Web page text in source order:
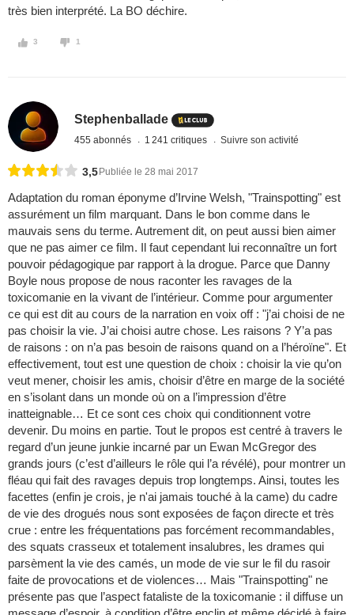
très bien interprété. La BO déchire.
3 1
Stephenballade
455 abonnés 1 241 critiques Suivre son activité
3,5 Publiée le 28 mai 2017
Adaptation du roman éponyme d’Irvine Welsh, "Trainspotting" est
assurément un film marquant. Dans le bon comme dans le
mauvais sens du terme. Autrement dit, on peut aussi bien aimer
que ne pas aimer ce film. Il faut cependant lui reconnaître un fort
pouvoir pédagogique par rapport à la drogue. Parce que Danny
Boyle nous propose de nous raconter les ravages de la
toxicomanie en la vivant de l’intérieur. Comme pour argumenter
ce qui est dit au cours de la narration en voix off : "j’ai choisi de ne
pas choisir la vie. J’ai choisi autre chose. Les raisons ? Y’a pas
de raisons : on n’a pas besoin de raisons quand on a l’héroïne". Et
effectivement, tout est une question de choix : choisir la vie qu’on
veut mener, choisir les amis, choisir d’être en marge de la société
en s’isolant dans un monde où on a l’impression d’être
inatteignable… Et ce sont ces choix qui conditionnent votre
devenir. Du moins en partie. Tout le propos est centré à travers le
regard d’un jeune junkie incarné par un Ewan McGregor des
grands jours (c’est d’ailleurs le rôle qui l’a révélé), pour montrer un
fléau qui fait des ravages depuis trop longtemps. Ainsi, toutes les
facettes (enfin je crois, je n'ai jamais touché à la came) du cadre
de vie des drogués nous sont exposées de façon directe et très
crue : entre les fréquentations pas forcément recommandables,
des squats crasseux et totalement insalubres, les drames qui
parsèment la vie des camés, un mode de vie sur le fil du rasoir
faite de provocations et de violences… Mais "Trainspotting" ne
présente pas que l’aspect fataliste de la toxicomanie : il diffuse un